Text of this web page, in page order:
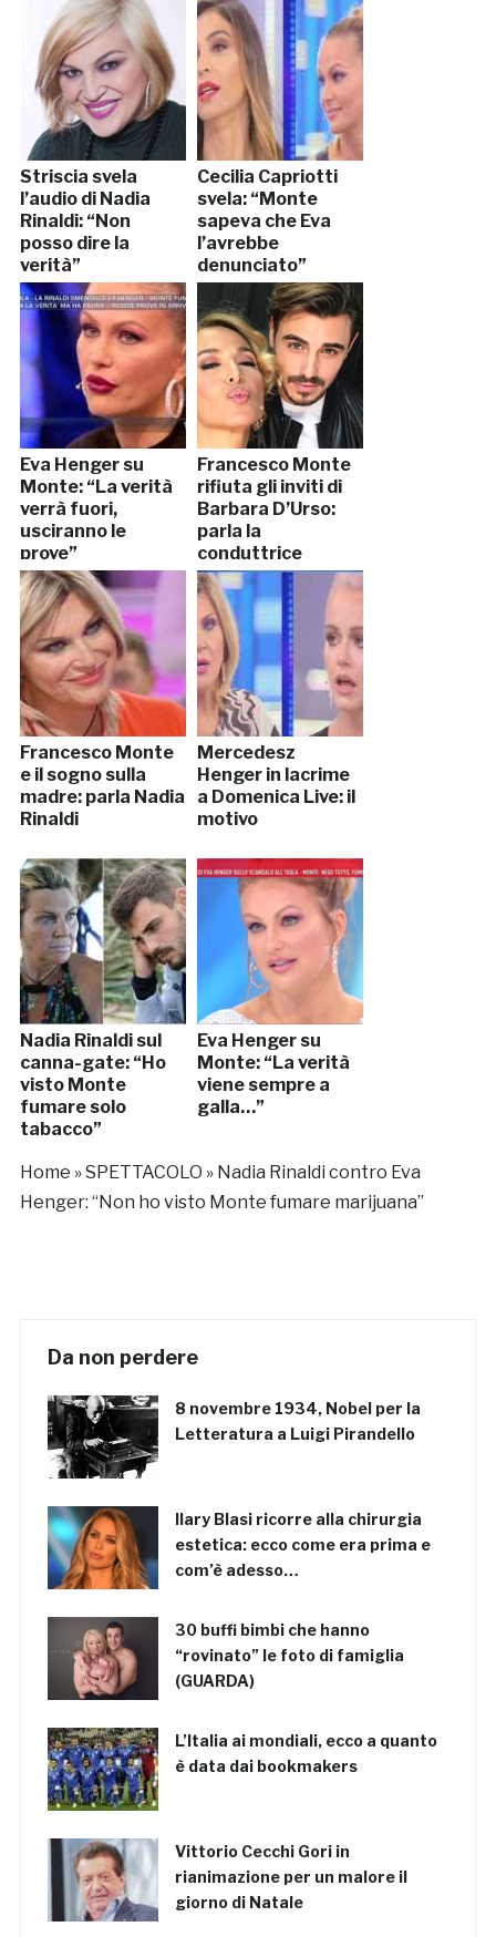
Striscia svela
l’audio di Nadia
Rinaldi: “Non
posso dire la
verità”
Cecilia Capriotti
svela: “Monte
sapeva che Eva
l’avrebbe
denunciato”
Eva Henger su
Monte: “La verità
verrà fuori,
usciranno le
prove”
Francesco Monte
rifiuta gli inviti di
Barbara D’Urso:
parla la
conduttrice
Francesco Monte
e il sogno sulla
madre: parla Nadia
Rinaldi
Mercedesz
Henger in lacrime
a Domenica Live: il
motivo
Nadia Rinaldi sul
canna-gate: “Ho
visto Monte
fumare solo
tabacco”
Eva Henger su
Monte: “La verità
viene sempre a
galla…”
Home »SPETTACOLO » Nadia Rinaldi contro Eva
Henger: “Non ho visto Monte fumare marijuana”
Da non perdere
8 novembre 1934, Nobel per la
Letteratura a Luigi Pirandello
Ilary Blasi ricorre alla chirurgia
estetica: ecco come era prima e
com’è adesso…
30 buffi bimbi che hanno
“rovinato” le foto di famiglia
(GUARDA)
L’Italia ai mondiali, ecco a quanto
è data dai bookmakers
Vittorio Cecchi Gori in
rianimazione per un malore il
giorno di Natale